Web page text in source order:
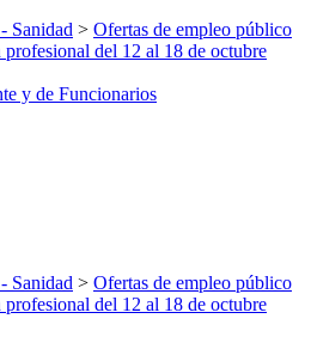
Sanidad > Ofertas de empleo público
del 12 al 18 de octubre
y de Funcionarios
Sanidad > Ofertas de empleo público
del 12 al 18 de octubre